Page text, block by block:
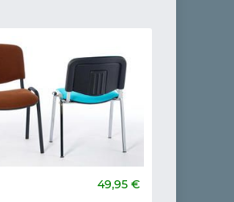
49,95 €